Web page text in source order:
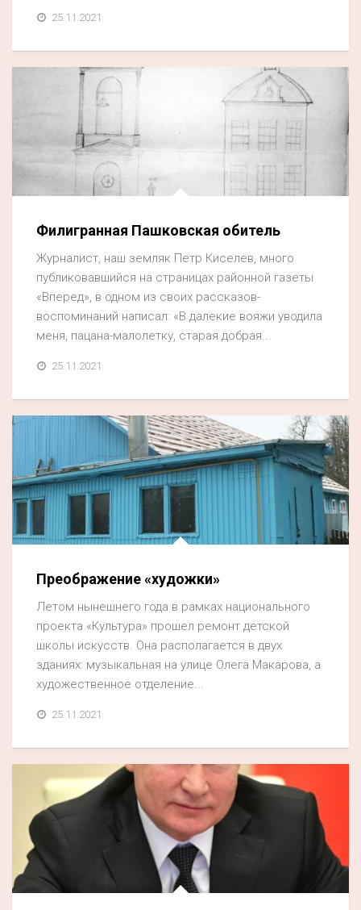
25.11.2021
Филигранная Пашковская обитель
Журналист, наш земляк Петр Киселев, много
публиковавшийся на страницах районной газеты
«Вперед», в одном из своих рассказов-
воспоминаний написал: «В далекие вояжи уводила
меня, пацана-малолетку, старая добрая...
25.11.2021
Преображение «художки»
Летом нынешнего года в рамках национального
проекта «Культура» прошел ремонт детской
школы искусств. Она располагается в двух
зданиях: музыкальная на улице Олега Макарова, а
художественное отделение...
25.11.2021